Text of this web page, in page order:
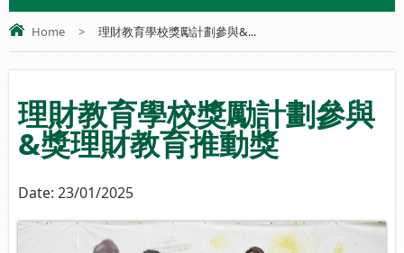
Home > 理財教育學校獎勵計劃參與&...
理財教育學校獎勵計劃參與
&獎理財教育推動獎
Date: 23/01/2025